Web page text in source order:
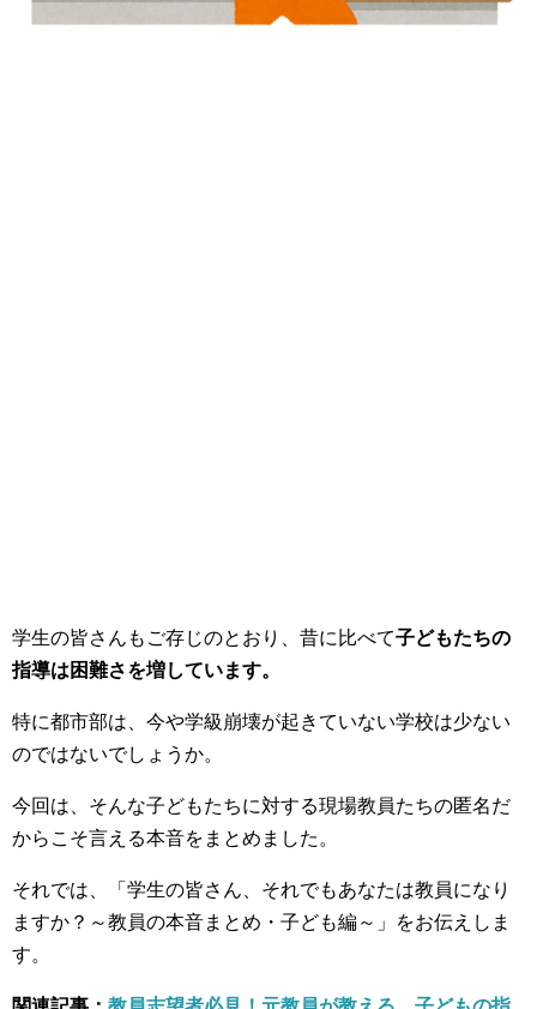
学生の皆さんもご存じのとおり、昔に比べて子どもたちの
指導は困難さを増しています。
特に都市部は、今や学級崩壊が起きていない学校は少ない
のではないでしょうか。
今回は、そんな子どもたちに対する現場教員たちの匿名だ
からこそ言える本音をまとめました。
それでは、「学生の皆さん、それでもあなたは教員になり
ますか？～教員の本音まとめ・子ども編～」をお伝えしま
す。